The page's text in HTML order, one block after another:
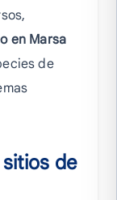
en Marsa
de
de